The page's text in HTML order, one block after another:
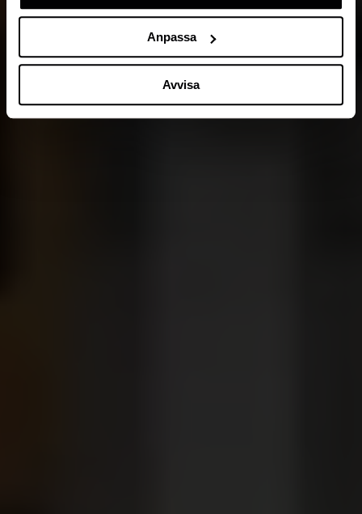
cookies, deras funktion, varför vi använder dem och hur
Anpassa
Avvisa